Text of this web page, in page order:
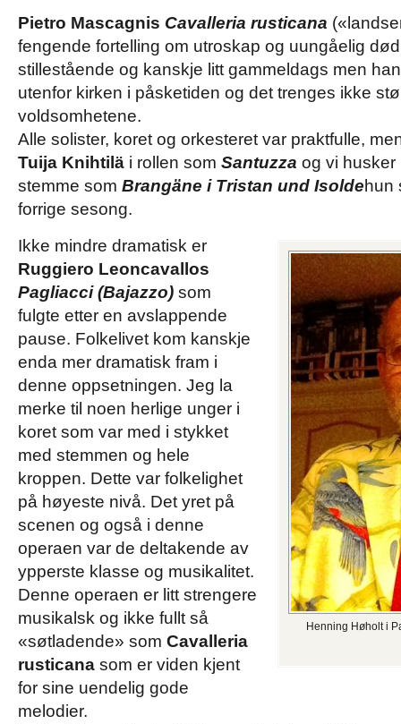
Pietro Mascagnis Cavalleria rusticana
fengende fortelling om utroskap og uungåelig
stillestående og kanskje litt gammeldags men
utenfor kirken i påsketiden og det trenges ikke
voldsomhetene.
Alle solister, koret og orkesteret var praktfulle,
Tuija Knihtilä i rollen som Santuzza og vi husker
stemme som Brangäne i Tristan und Isoldehun
forrige sesong.
Henning Høholt i
Ikke mindre dramatisk er
Ruggiero Leoncavallos
Pagliacci (Bajazzo) som
fulgte etter en avslappende
pause. Folkelivet kom kanskje
enda mer dramatisk fram i
denne oppsetningen. Jeg la
merke til noen herlige unger i
koret som var med i stykket
med stemmen og hele
kroppen. Dette var folkelighet
på høyeste nivå. Det yret på
scenen og også i denne
operaen var de deltakende av
ypperste klasse og musikalitet.
Denne operaen er litt strengere
musikalsk og ikke fullt så
«søtladende» som Cavalleria
rusticana som er viden kjent
for sine uendelig gode
melodier.